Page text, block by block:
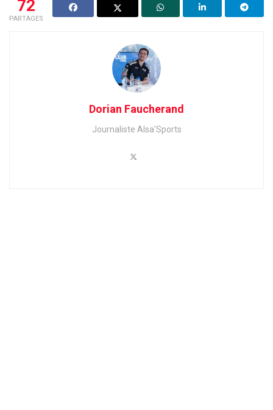
72
PARTAGES
Dorian Faucherand
Journaliste Alsa'Sports